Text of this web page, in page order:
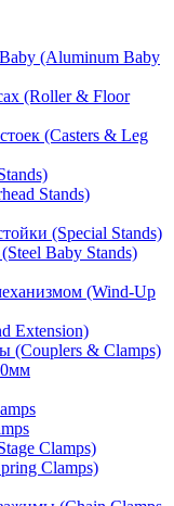
(Aluminum Baby
(Roller & Floor
(Casters & Leg
Stands)
(Special Stands)
Baby Stands)
(Wind-Up
Extension)
(Couplers & Clamps)
Clamps)
Clamps)